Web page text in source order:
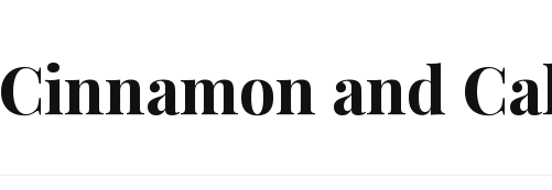
Cinnamon and